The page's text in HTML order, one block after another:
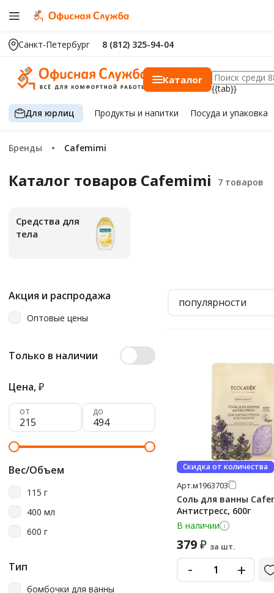
Санкт-Петербург 8 (812) 325-94-04
Каталог
{{tab}}
Для юрлиц Продуктыи напитки Посуда и упаковка
Бренды Cafemimi
Каталог товаров Cafemimi
Средства для
тела
Акция и распродажа
Оптовые цены
Только в наличии
Цена,₽
от до
Вес/Объем
115 г
400 мл
600 г
Тип
бомбочки для ванны
популярности
Скидка от количества
Арт.м1963703
Соль для ванны
Антистресс, 600г
В наличии
379₽ за шт.
- +